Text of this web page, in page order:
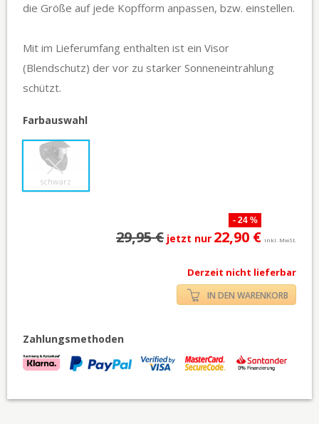
die Größe auf jede Kopfform anpassen, bzw. einstellen.
Mit im Lieferumfang enthalten ist ein Visor
(Blendschutz) der vor zu starker Sonneneintrahlung
schützt.
Farbauswahl
schwarz
- 24 %
29,95 € jetzt nur 22,90 € inkl. MwSt.
Derzeit nicht lieferbar
IN DEN WARENKORB
Zahlungsmethoden